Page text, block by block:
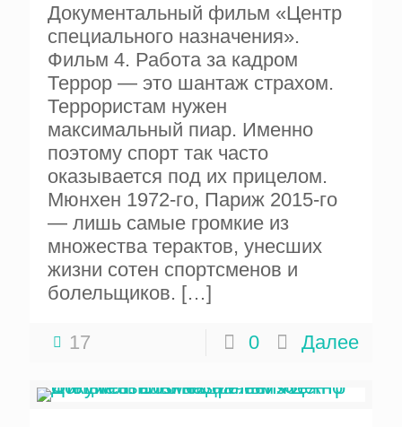
Документальный фильм «Центр
специального назначения».
Фильм 4. Работа за кадром
Террор — это шантаж страхом.
Террористам нужен
максимальный пиар. Именно
поэтому спорт так часто
оказывается под их прицелом.
Мюнхен 1972-го, Париж 2015-го
— лишь самые громкие из
множества терактов, унесших
жизни сотен спортсменов и
болельщиков. […]
17 0 Далее